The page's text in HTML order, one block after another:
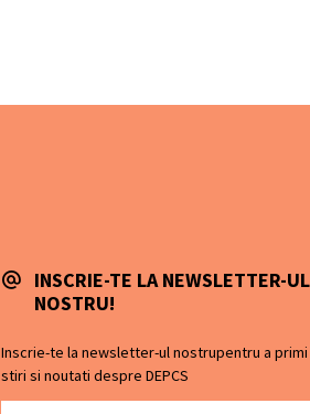
INSCRIE-TE LA NEWSLETTER-UL
NOSTRU!
Inscrie-te la newsletter-ul nostrupentru a primi
stiri si noutati despre DEPCS